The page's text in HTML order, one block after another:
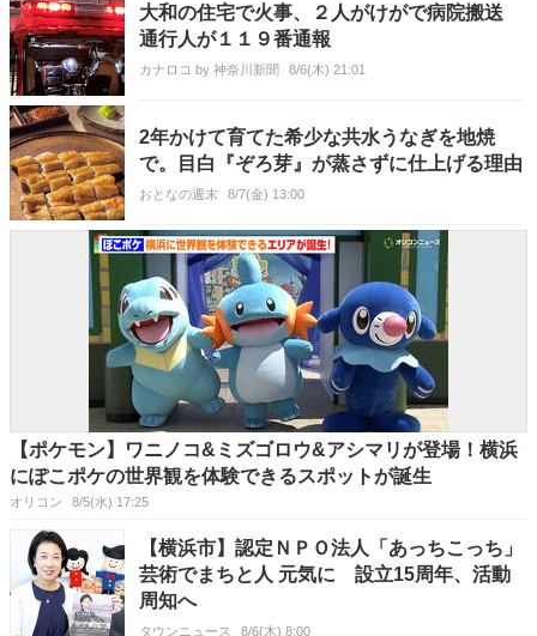
大和の住宅で火事、２人がけがで病院搬送
通行人が１１９番通報
カナロコ by 神奈川新聞 8/6(木) 21:01
2年かけて育てた希少な共水うなぎを地焼
で。目白『ぞろ芽』が蒸さずに仕上げる理由
おとなの週末 8/7(金) 13:00
【ポケモン】ワニノコ&ミズゴロウ&アシマリが登場！横浜
にぽこポケの世界観を体験できるスポットが誕生
オリコン 8/5(水) 17:25
【横浜市】認定ＮＰＯ法人「あっちこっち」
芸術でまちと人 元気に 設立15周年、活動
周知へ
タウンニュース 8/6(木) 8:00